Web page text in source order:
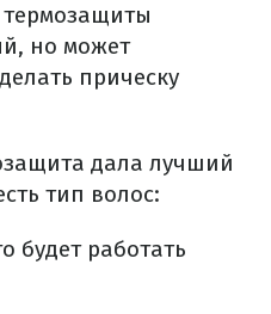
термозащиты
но может
прическу
дала лучший
тип волос:
будет работать